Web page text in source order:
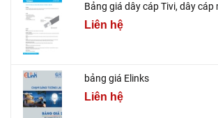
Bảng giá dây cáp Tivi, dây cáp
Liên hệ
bảng giá Elinks
Liên hệ